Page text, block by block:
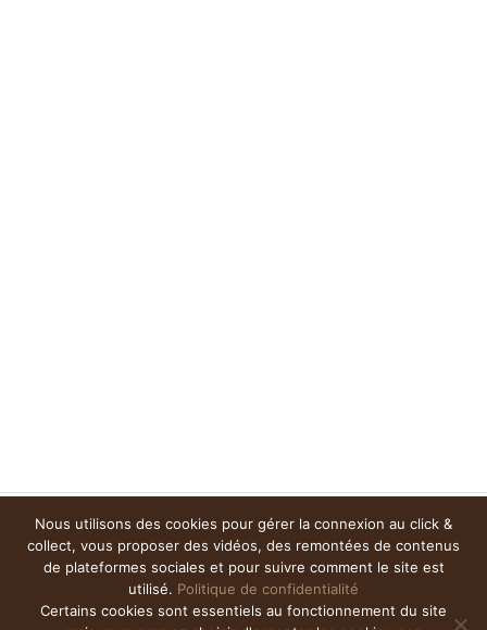
Nous utilisons des cookies pour gérer la connexion au click &
collect, vous proposer des vidéos, des remontées de contenus
de plateformes sociales et pour suivre comment le site est
utilisé. Politique de confidentialité
Certains cookies sont essentiels au fonctionnement du site